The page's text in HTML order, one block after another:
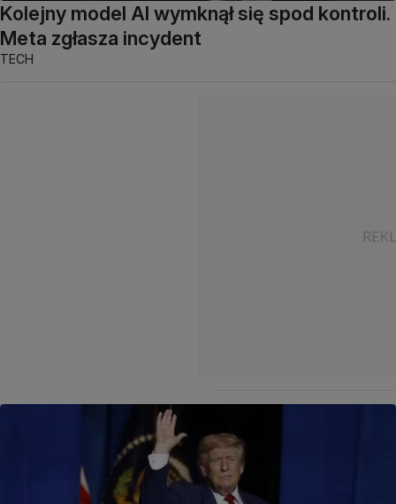
Kolejny model AI wymknął się spod kontroli.
Meta zgłasza incydent
TECH